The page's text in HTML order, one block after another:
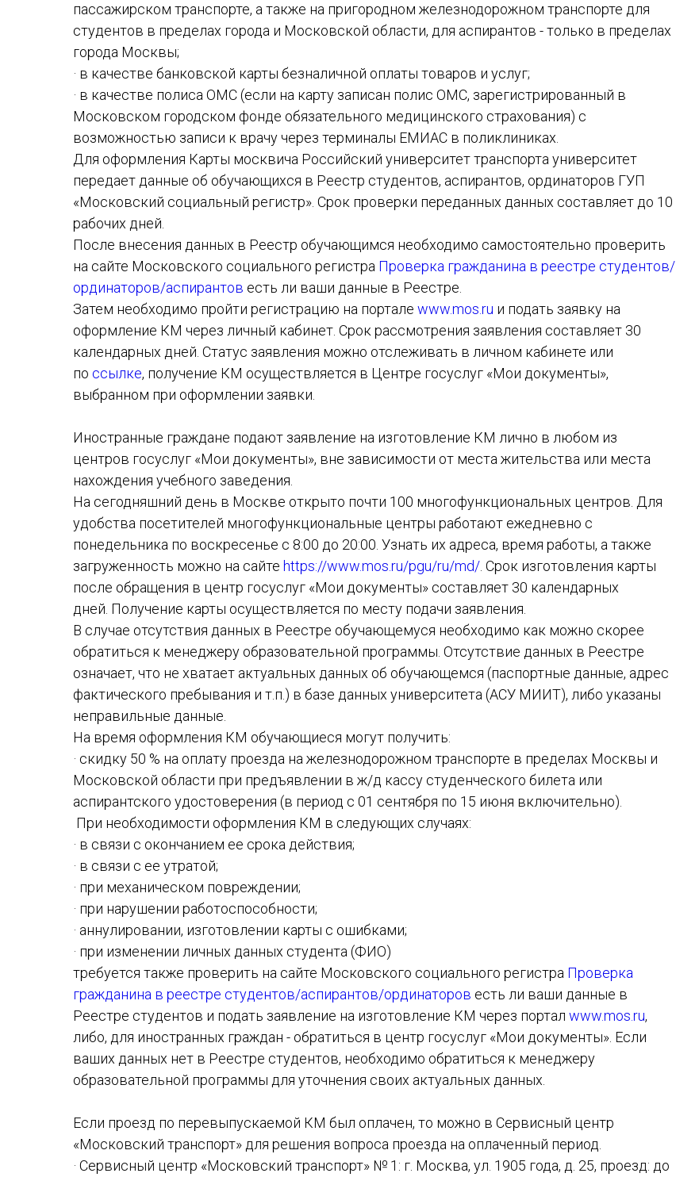
пассажирском транспорте, а также на пригородном железнодорожном транспорте для
студентов в пределах города и Московской области, для аспирантов - только в пределах
города Москвы;
· в качестве банковской карты безналичной оплаты товаров и услуг;
· в качестве полиса ОМС (если на карту записан полис ОМС, зарегистрированный в
Московском городском фонде обязательного медицинского страхования) с
возможностью записи к врачу через терминалы ЕМИАС в поликлиниках.
Для оформления Карты москвича Российский университет транспорта университет
передает данные об обучающихся в Реестр студентов, аспирантов, ординаторов ГУП
«Московский социальный регистр». Срок проверки переданных данных составляет до 10
рабочих дней.
После внесения данных в Реестр обучающимся необходимо самостоятельно проверить
на сайте Московского социального регистра Проверка гражданина в реестре студентов/
ординаторов/аспирантов есть ли ваши данные в Реестре.
Затем необходимо пройти регистрацию на портале www.mos.ru и подать заявку на
оформление КМ через личный кабинет. Срок рассмотрения заявления составляет 30
календарных дней. Статус заявления можно отслеживать в личном кабинете или
по ссылке, получение КМ осуществляется в Центре госуслуг «Мои документы»,
выбранном при оформлении заявки.
Иностранные граждане подают заявление на изготовление КМ лично в любом из
центров госуслуг «Мои документы», вне зависимости от места жительства или места
нахождения учебного заведения.
На сегодняшний день в Москве открыто почти 100 многофункциональных центров. Для
удобства посетителей многофункциональные центры работают ежедневно с
понедельника по воскресенье с 8:00 до 20:00. Узнать их адреса, время работы, а также
загруженность можно на сайте https://www.mos.ru/pgu/ru/md/ . Срок изготовления карты
после обращения в центр госуслуг «Мои документы» составляет 30 календарных
дней. Получение карты осуществляется по месту подачи заявления.
В случае отсутствия данных в Реестре обучающемуся необходимо как можно скорее
обратиться к менеджеру образовательной программы. Отсутствие данных в Реестре
означает, что не хватает актуальных данных об обучающемся (паспортные данные, адрес
фактического пребывания и т.п.) в базе данных университета (АСУ МИИТ), либо указаны
неправильные данные.
На время оформления КМ обучающиеся могут получить:
· скидку 50 % на оплату проезда на железнодорожном транспорте в пределах Москвы и
Московской области при предъявлении в ж/д кассу студенческого билета или
аспирантского удостоверения (в период с 01 сентября по 15 июня включительно).
При необходимости оформления КМ в следующих случаях:
· в связи с окончанием ее срока действия;
· в связи с ее утратой;
· при механическом повреждении;
· при нарушении работоспособности;
· аннулировании, изготовлении карты с ошибками;
· при изменении личных данных студента (ФИО)
требуется также проверить на сайте Московского социального регистра Проверка
гражданина в реестре студентов/аспирантов/ординаторов есть ли ваши данные в
Реестре студентов и подать заявление на изготовление КМ через портал www.mos.ru,
либо, для иностранных граждан - обратиться в центр госуслуг «Мои документы». Если
ваших данных нет в Реестре студентов, необходимо обратиться к менеджеру
образовательной программы для уточнения своих актуальных данных.
Если проезд по перевыпускаемой КМ был оплачен, то можно в Сервисный центр
«Московский транспорт» для решения вопроса проезда на оплаченный период.
· Сервисный центр «Московский транспорт» № 1: г. Москва, ул. 1905 года, д. 25, проезд: до